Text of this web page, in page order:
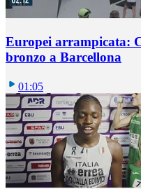
Europei arrampicata:
bronzo a Barcellona
01:05